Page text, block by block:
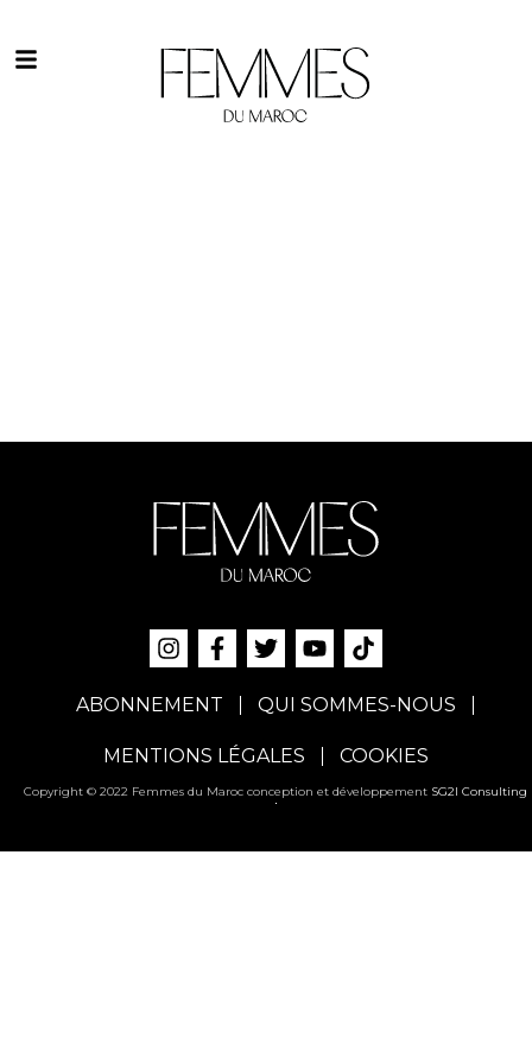
ABONNEMENT QUI SOMMES-NOUS
MENTIONS LÉGALES COOKIES
Copyright © 2022 Femmes du Maroc conception et développement SG2I Consulting